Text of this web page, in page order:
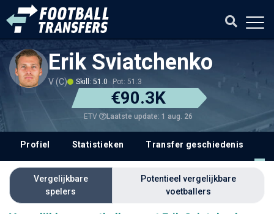
Erik Sviatchenko
V (C) Skill: 51.0 Pot: 51.3
€90.3K
ETV Laatste update: 1 aug. 26
Profiel Statistieken Transfer geschiedenis
Vergelijkbare
spelers
Potentieel vergelijkbare
voetballers